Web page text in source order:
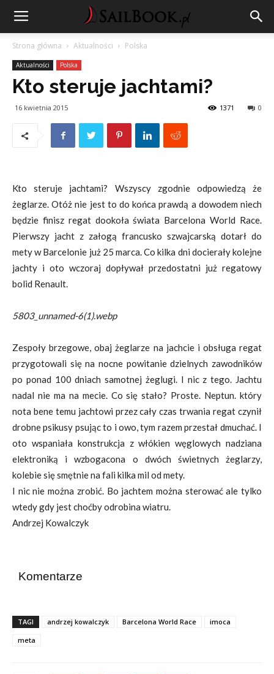
Strona główna Aktualności Polska
Aktualności Polska
Kto steruje jachtami?
16 kwietnia 2015 0
1371
Kto steruje jachtami? Wszyscy zgodnie odpowiedzą że
żeglarze. Otóż nie jest to do końca prawdą a dowodem niech
będzie finisz regat dookoła świata Barcelona World Race.
Pierwszy jacht z załogą francusko szwajcarską dotarł do
mety w Barcelonie już 25 marca. Co kilka dni docierały kolejne
jachty i oto wczoraj dopływał przedostatni już regatowy
bolid Renault.
5803_unnamed-6(1).webp
Zespoły brzegowe, obaj żeglarze na jachciei obsługa regat
przygotowali się na nocne powitanie dzielnych zawodników
po ponad 100 dniach samotnej żeglugi. I nic z tego. Jachtu
nadal nie ma na mecie. Co się stało? Proste. Neptun. który
nota bene temu jachtowi przez cały czas trwania regat czynił
drobne psikusy psując to i owo, tym razem przestał dmuchać. I
oto wspaniała konstrukcja z włókien węglowych nadziana
elektroniką i wzbogacona o dwóch świetnych żeglarzy,
kolebie się smętnie na fali kilka mil od mety.
I nic nie można zrobić. Bo jachtem można sterować ale tylko
wtedy gdy jest choćby odrobina wiatru.
Andrzej Kowalczyk
Komentarze
TAGI andrzej kowalczyk Barcelona World Race
imoca
meta